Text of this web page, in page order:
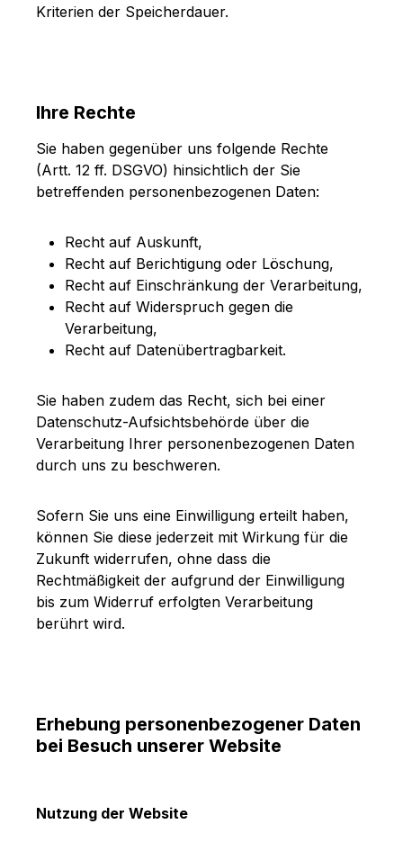
Kriterien der Speicherdauer.
Ihre Rechte
Sie haben gegenüber uns folgende Rechte
(Artt. 12 ff. DSGVO) hinsichtlich der Sie
betreffenden personenbezogenen Daten:
Recht auf Auskunft,
Recht auf Berichtigung oder Löschung,
Recht auf Einschränkung der Verarbeitung,
Recht auf Widerspruch gegen die
Verarbeitung,
Recht auf Datenübertragbarkeit.
Sie haben zudem das Recht, sich bei einer
Datenschutz-Aufsichtsbehörde über die
Verarbeitung Ihrer personenbezogenen Daten
durch uns zu beschweren.
Sofern Sie uns eine Einwilligung erteilt haben,
können Sie diese jederzeit mit Wirkung für die
Zukunft widerrufen, ohne dass die
Rechtmäßigkeit der aufgrund der Einwilligung
bis zum Widerruf erfolgten Verarbeitung
berührt wird.
Erhebung personenbezogener Daten
bei Besuch unserer Website
Nutzung der Website